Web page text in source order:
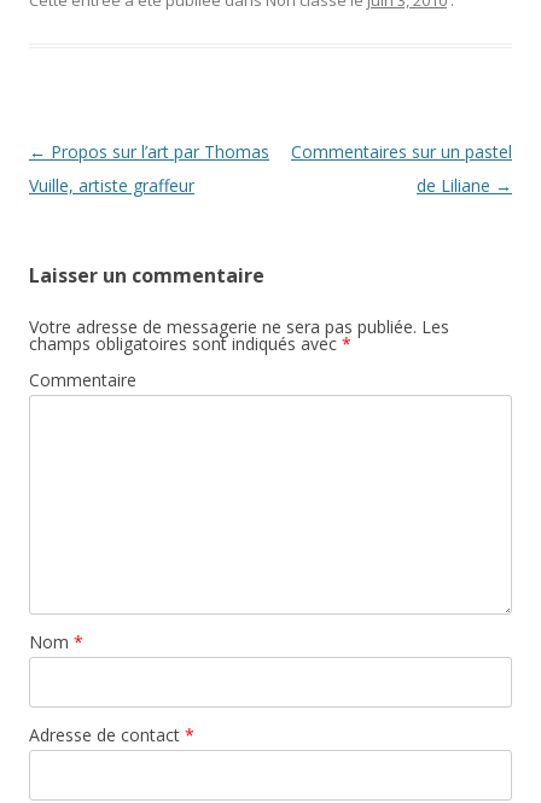
Navigation des articles
← Propos sur l’art par Thomas
Vuille, artiste graffeur
Commentaires sur un pastel
de Liliane →
Laisser un commentaire
Votre adresse de messagerie ne sera pas publiée. Les
champs obligatoires sont indiqués avec *
Commentaire
Nom *
Adresse de contact *